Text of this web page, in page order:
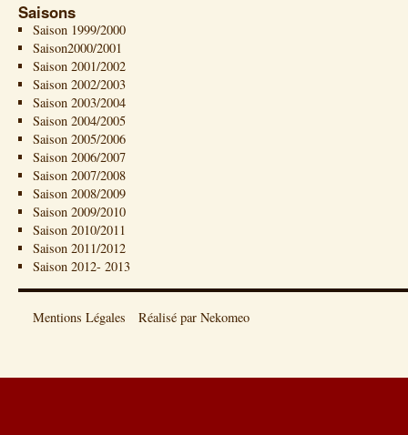
Saisons
Saison 1999/2000
Saison2000/2001
Saison 2001/2002
Saison 2002/2003
Saison 2003/2004
Saison 2004/2005
Saison 2005/2006
Saison 2006/2007
Saison 2007/2008
Saison 2008/2009
Saison 2009/2010
Saison 2010/2011
Saison 2011/2012
Saison 2012- 2013
Mentions Légales Réalisé par Nekomeo